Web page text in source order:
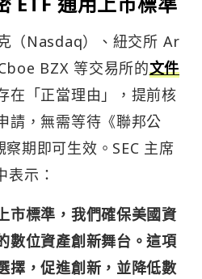
（Nasdaq）、紐交所 Ar
BZX 等交易所的文件
在「正當理由」，提前核
請，無需等待《聯邦公
期即可生效。SEC 主席
示：
市標準，我們確保美國資
數位資產創新舞台。這項
擇，促進創新，並降低數